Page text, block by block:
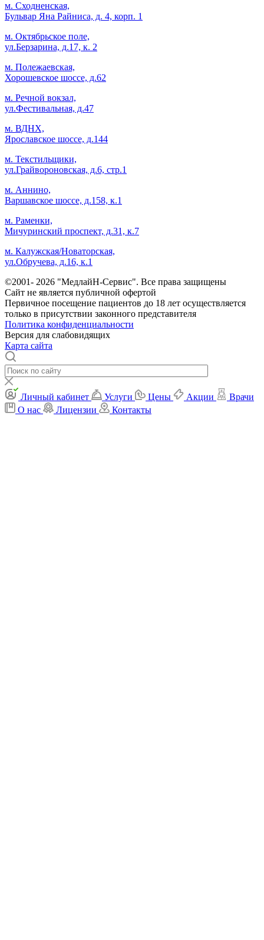
м. Сходненская,
Бульвар Яна Райниса, д. 4, корп. 1
м. Октябрьское поле,
ул.Берзарина, д.17, к. 2
м. Полежаевская,
Хорошевское шоссе, д.62
м. Речной вокзал,
ул.Фестивальная, д.47
м. ВДНХ,
Ярославское шоссе, д.144
м. Текстильщики,
ул.Грайвороновская, д.6, стр.1
м. Аннино,
Варшавское шоссе, д.158, к.1
м. Раменки,
Мичуринский проспект, д.31, к.7
м. Калужская/Новаторская,
ул.Обручева, д.16, к.1
©2001- 2026 "МедлайН-Сервис". Все права защищены
Сайт не является публичной офертой
Первичное посещение пациентов до 18 лет осуществляется
только в присутствии законного представителя
Политика конфиденциальности
Версия для слабовидящих
Карта сайта
Личный кабинет Услуги Цены Акции
Врачи
О нас
Лицензии Контакты